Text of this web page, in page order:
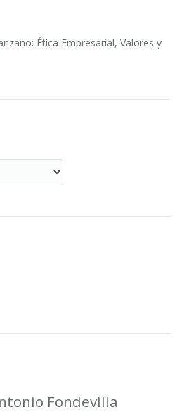
Ética Empresarial, Valores y
Fondevilla